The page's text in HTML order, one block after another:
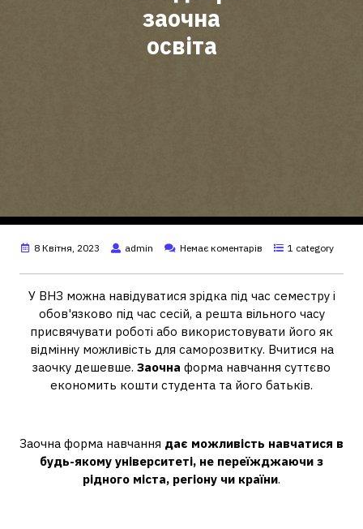
заочна
освіта
8 Квітня, 2023 admin Немає коментарів 1 category
У ВНЗ можна навідуватися зрідка під час семестру і
обов'язково під час сесій, а решта вільного часу
присвячувати роботі або використовувати його як
відмінну можливість для саморозвитку. Вчитися на
заочку дешевше. Заочна форма навчання суттєво
економить кошти студента та його батьків.
Заочна форма навчання дає можливість навчатися в
будь-якому університеті, не переїжджаючи з
рідного міста, регіону чи країни.